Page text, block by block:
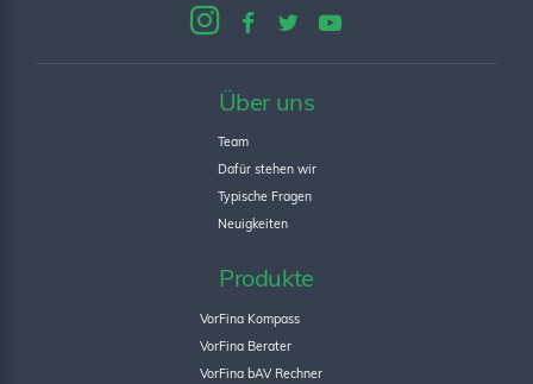
Über uns
Team
Dafür stehen wir
Typische Fragen
Neuigkeiten
Produkte
VorFina Kompass
VorFina Berater
VorFina bAV Rechner